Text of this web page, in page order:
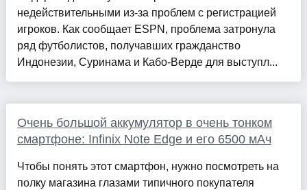
недействительными из-за проблем с регистрацией
игроков. Как сообщает ESPN, проблема затронула
ряд футболистов, получавших гражданство
Индонезии, Суринама и Кабо-Верде для выступл...
Очень большой аккумулятор в очень тонком
смартфоне: Infinix Note Edge и его 6500 мАч
Чтобы понять этот смартфон, нужно посмотреть на
полку магазина глазами типичного покупателя